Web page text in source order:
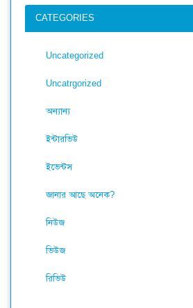
CATEGORIES
Uncategorized
Uncatrgorized
অন্যান্য
ইন্টারভিউ
ইভেন্টস
জানার আছে অনেক?
নিউজ
ভিউজ
রিভিউ